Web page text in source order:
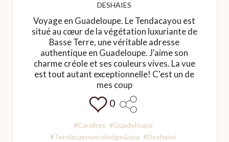
DESHAIES
Voyage en Guadeloupe. Le Tendacayou est
situé au cœur de la végétation luxuriante de
Basse Terre, une véritable adresse
authentique en Guadeloupe. J'aime son
charme créole et ses couleurs vives. La vue
est tout autant exceptionnelle! C'est un de
mes coup
0
#Caraibes #Guadeloupe
#Tendacayouecolodge&spa #Deshaies